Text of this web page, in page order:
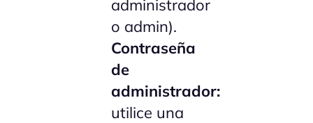
administrador
o admin).
Contraseña
de
administrador:
utilice una